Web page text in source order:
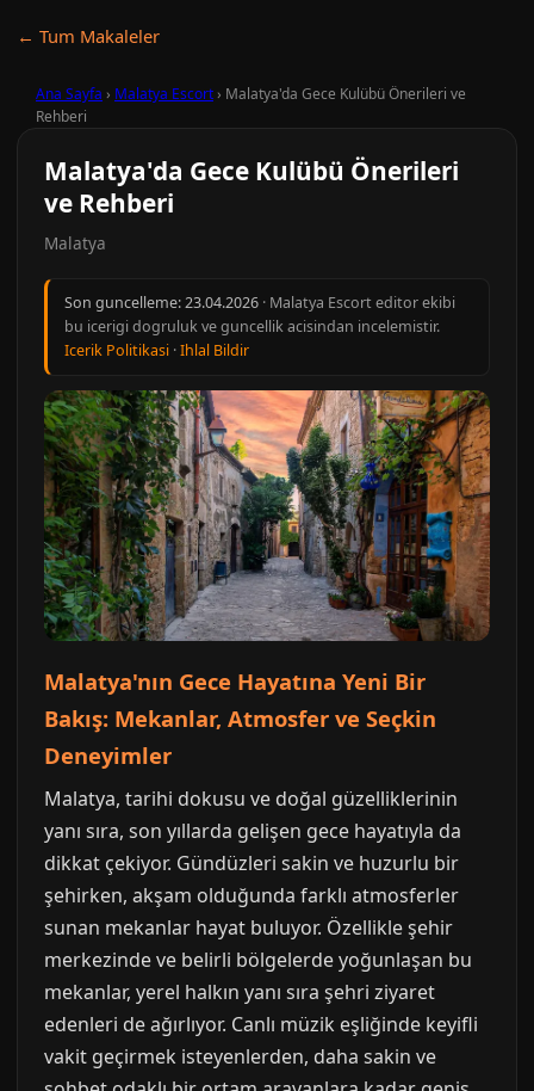
← Tum Makaleler
Ana Sayfa › Malatya Escort› Malatya'da Gece Kulübü Önerileri ve
Rehberi
Malatya'da Gece Kulübü Önerileri
ve Rehberi
Malatya
Son guncelleme:23.04.2026 · Malatya Escort editor ekibi
bu icerigi dogruluk ve guncellik acisindan incelemistir.
Icerik Politikasi ·Ihlal Bildir
Malatya'nın Gece Hayatına Yeni Bir
Bakış: Mekanlar, Atmosfer ve Seçkin
Deneyimler
Malatya, tarihi dokusu ve doğal güzelliklerinin
yanı sıra, son yıllarda gelişen gece hayatıyla da
dikkat çekiyor. Gündüzleri sakin ve huzurlu bir
şehirken, akşam olduğunda farklı atmosferler
sunan mekanlar hayat buluyor. Özellikle şehir
merkezinde ve belirli bölgelerde yoğunlaşan bu
mekanlar, yerel halkın yanı sıra şehri ziyaret
edenleri de ağırlıyor. Canlı müzik eşliğinde keyifli
vakit geçirmek isteyenlerden, daha sakin ve